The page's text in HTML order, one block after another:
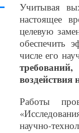
Учитывая
настоящее
целевую
обеспечить
числе его
Работы
научно-